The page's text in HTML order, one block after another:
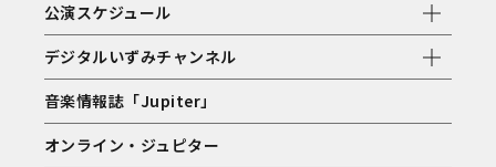
公演スケジュール
デジタルいずみチャンネル
音楽情報誌「Jupiter」
オンライン・ジュピター